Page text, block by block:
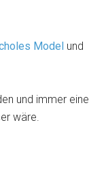
Model und
und immer eine
wäre.